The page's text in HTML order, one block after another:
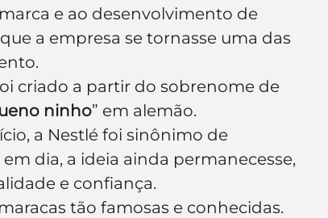
e ao desenvolvimento de
a empresa se tornasse uma das
criado a partir do sobrenome de
ninho” em alemão.
a Nestlé foi sinônimo de
dia, a ideia ainda permanecesse,
e confiança.
tão famosas e conhecidas.